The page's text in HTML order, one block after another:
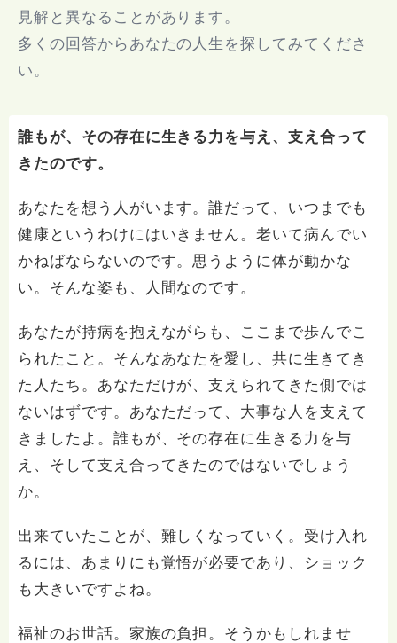
見解と異なることがあります。
多くの回答からあなたの人生を探してみてくださ
い。
誰もが、その存在に生きる力を与え、支え合って
きたのです。
あなたを想う人がいます。誰だって、いつまでも
健康というわけにはいきません。老いて病んでい
かねばならないのです。思うように体が動かな
い。そんな姿も、人間なのです。
あなたが持病を抱えながらも、ここまで歩んでこ
られたこと。そんなあなたを愛し、共に生きてき
た人たち。あなただけが、支えられてきた側では
ないはずです。あなただって、大事な人を支えて
きましたよ。誰もが、その存在に生きる力を与
え、そして支え合ってきたのではないでしょう
か。
出来ていたことが、難しくなっていく。受け入れ
るには、あまりにも覚悟が必要であり、ショック
も大きいですよね。
福祉のお世話。家族の負担。そうかもしれませ